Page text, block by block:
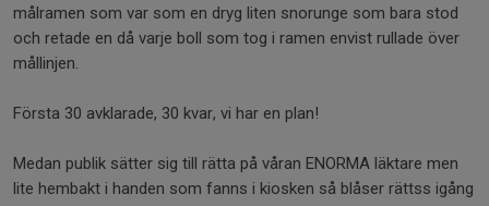
målramen som var som en dryg liten snorunge som bara stod
och retade en då varje boll som tog i ramen envist rullade över
mållinjen.
Första 30 avklarade, 30 kvar, vi har en plan!
Medan publik sätter sig till rätta på våran ENORMA läktare men
lite hembakt i handen som fanns i kiosken så blåser rättss igång